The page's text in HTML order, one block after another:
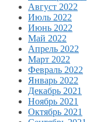
Август 2022
Июль 2022
Июнь 2022
Май 2022
Апрель 2022
Март 2022
Февраль 2022
Январь 2022
Декабрь 2021
Ноябрь 2021
Октябрь 2021